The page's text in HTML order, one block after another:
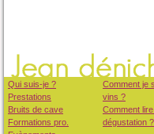
Qui suis-je ?
Prestations
Bruits de cave
Formations pro.
Comment je
vins ?
Comment
dégustation ?